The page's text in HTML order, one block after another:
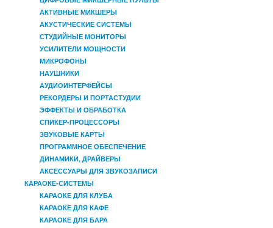
АКТИВНЫЕ МИКШЕРЫ
АКУСТИЧЕСКИЕ СИСТЕМЫ
СТУДИЙНЫЕ МОНИТОРЫ
УСИЛИТЕЛИ МОЩНОСТИ
МИКРОФОНЫ
НАУШНИКИ
АУДИОИНТЕРФЕЙСЫ
РЕКОРДЕРЫ И ПОРТАСТУДИИ
ЭФФЕКТЫ И ОБРАБОТКА
СПИКЕР-ПРОЦЕССОРЫ
ЗВУКОВЫЕ КАРТЫ
ПРОГРАММНОЕ ОБЕСПЕЧЕНИЕ
ДИНАМИКИ, ДРАЙВЕРЫ
АКСЕССУАРЫ ДЛЯ ЗВУКОЗАПИСИ
КАРАОКЕ-СИСТЕМЫ
КАРАОКЕ ДЛЯ КЛУБА
КАРАОКЕ ДЛЯ КАФЕ
КАРАОКЕ ДЛЯ БАРА